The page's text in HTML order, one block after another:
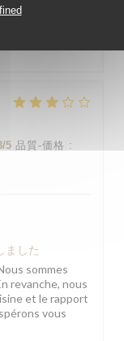
our team
truly means the
soon! The Le
/5 品質-価格 :
ました
sommes
revanche, nous
et le rapport
vous